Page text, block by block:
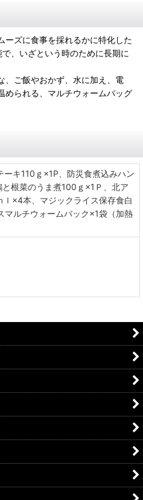
ーズに食事を採れるかに特化した
、いざという時のために長期に
、ご飯やおかず、水に加え、電
められる、マルチウォームバッグ
キ110ｇ×1P、防災食煮込みハン
根菜のうま煮100ｇ×1Ｐ、北ア
×4本、マジックライス保存食白
ルチウォームバック×1袋（加熱